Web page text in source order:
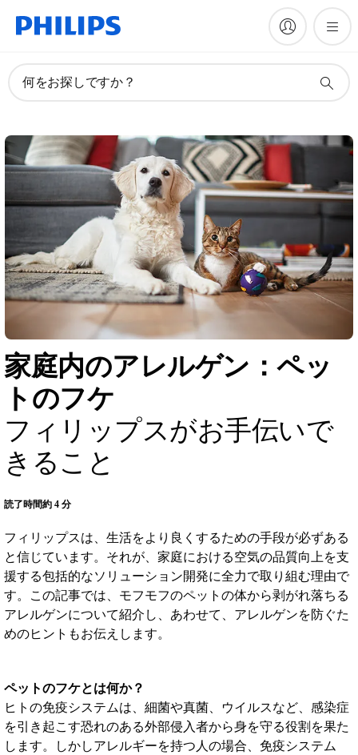
何をお探しですか？
家庭内のアレルゲン：ペッ
トのフケ
フィリップスがお手伝いで
きること
読了時間約 4 分
フィリップスは、生活をより良くするための手段が必ずある
と信じています。それが、家庭における空気の品質向上を支
援する包括的なソリューション開発に全力で取り組む理由で
す。この記事では、モフモフのペットの体から剥がれ落ちる
アレルゲンについて紹介し、あわせて、アレルゲンを防ぐた
めのヒントもお伝えします。
ペットのフケとは何か？
ヒトの免疫システムは、細菌や真菌、ウイルスなど、感染症
を引き起こす恐れのある外部侵入者から身を守る役割を果た
します。しかしアレルギーを持つ人の場合、免疫システム